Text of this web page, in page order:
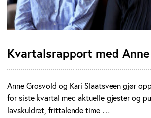
Kvartalsrapport med
Anne Grosvold og Kari Slaatsveen gjør
for siste kvartal med aktuelle gjester og
lavskuldret, frittalende time …